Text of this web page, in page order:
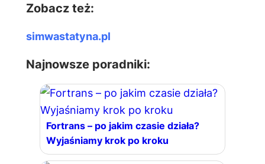
Zobacz też:
simwastatyna.pl
Najnowsze poradniki:
Fortrans – po jakim czasie działa?
Wyjaśniamy krok po kroku